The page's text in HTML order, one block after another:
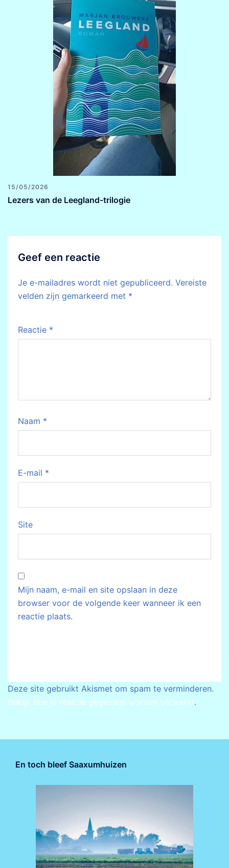
15/05/2026
Lezers van de Leegland-trilogie
Geef een reactie
Je e-mailadres wordt niet gepubliceerd. Vereiste
velden zijn gemarkeerd met *
Reactie *
Naam *
E-mail *
Site
Mijn naam, e-mail en site opslaan in deze
browser voor de volgende keer wanneer ik een
reactie plaats.
Deze site gebruikt Akismet om spam te verminderen.
Bekijk hoe je reactie gegevens worden verwerkt.
En toch bleef Saaxumhuizen